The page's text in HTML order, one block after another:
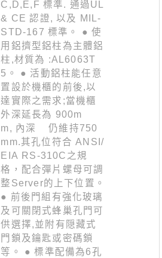
C,D,E,F 標準. 通過UL
& CE 認證, 以及 MIL-
STD-167 標準。 ● 使
用鋁擠型鋁柱為主體鋁
柱,材質為 :AL6063T
5。 ● 活動鋁柱能任意
置設於機櫃的前後,以
達實際之需求;當機櫃
外深延長為 900m
m, 內深 仍維持750
mm.其孔位符合 ANSI/
EIA RS-310C之規
格，配合彈片螺母可調
整Server的上下位置。
● 前後門組有強化玻璃
及可關閉式蜂巢孔門可
供選擇,並附有隠藏式
門鎖及鑰匙或密碼鎖
等。 ● 標準配備為6孔